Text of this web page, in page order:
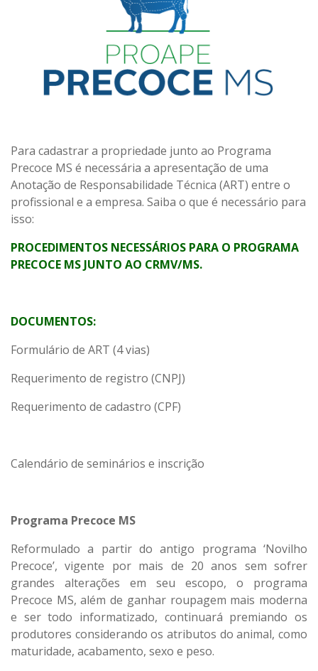
Para cadastrar a propriedade junto ao Programa
Precoce MS é necessária a apresentação de uma
Anotação de Responsabilidade Técnica (ART) entre o
profissional e a empresa. Saiba o que é necessário para
isso:
PROCEDIMENTOS NECESSÁRIOS PARA O PROGRAMA
PRECOCE MS JUNTO AO CRMV/MS.
DOCUMENTOS:
Formulário de ART (4 vias)
Requerimento de registro (CNPJ)
Requerimento de cadastro (CPF)
Calendário de seminários e inscrição
Programa Precoce MS
Reformulado a partir do antigo programa ‘Novilho
Precoce’, vigente por mais de 20 anos sem sofrer
grandes alterações em seu escopo, o programa
Precoce MS, além de ganhar roupagem mais moderna
e ser todo informatizado, continuará premiando os
produtores considerando os atributos do animal, como
maturidade, acabamento, sexo e peso.